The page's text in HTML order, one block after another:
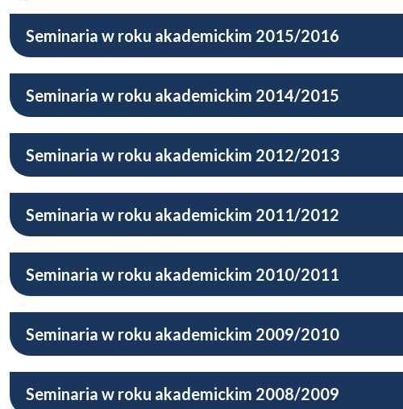
Seminaria w roku akademickim 2015/2016
Seminaria w roku akademickim 2014/2015
Seminaria w roku akademickim 2012/2013
Seminaria w roku akademickim 2011/2012
Seminaria w roku akademickim 2010/2011
Seminaria w roku akademickim 2009/2010
Seminaria w roku akademickim 2008/2009